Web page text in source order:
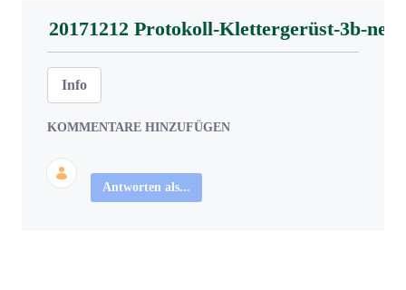
20171212 Protokoll-Klettergerüst-3b-
Info
KOMMENTARE HINZUFÜGEN
Antworten als...